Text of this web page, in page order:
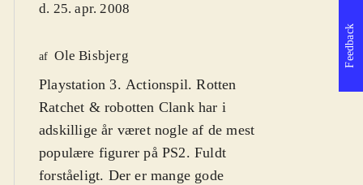
d. 25. apr. 2008
af Ole Bisbjerg
Playstation 3. Actionspil. Rotten
Ratchet & robotten Clank har i
adskillige år været nogle af de mest
populære figurer på PS2. Fuldt
forståeligt. Der er mange gode
Feedback